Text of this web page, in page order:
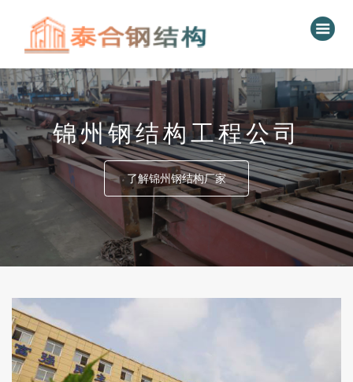
锦州钢结构工程公司
了解锦州钢结构厂家